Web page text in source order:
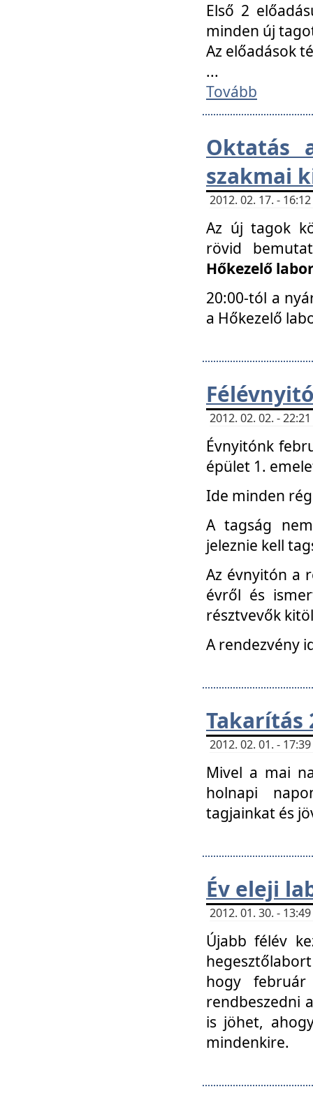
Első 2
minden új
Az előadások
...
Tovább
Oktatás
szakmai
2012. 02. 17. -
Az új tagok
rövid
Hőkezelő
20:00-tól a
a Hőkezelő
2012. 02. 02. -
Évnyitónk
épület 1.
Ide minden
A tagság
jeleznie kell
Az évnyitón a
évről és
résztvevők
A rendezvény
Takarítás
2012. 02. 01. -
Mivel a mai
holnapi
tagjainkat és
Év eleji
2012. 01. 30. -
Újabb félév
hogy
rendbeszedni
is jöhet,
mindenkire.